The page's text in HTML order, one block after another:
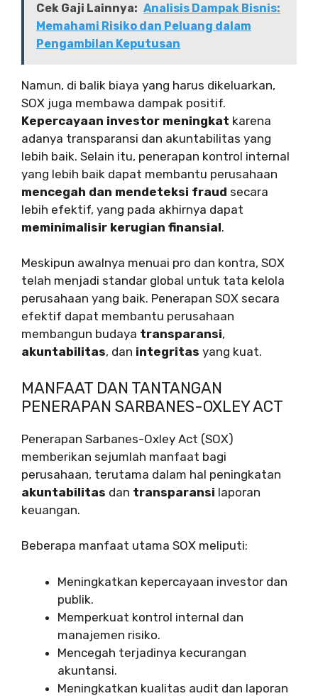
Cek Gaji Lainnya: Analisis Dampak Bisnis:
Memahami Risiko dan Peluang dalam
Pengambilan Keputusan
Namun, di balik biaya yang harus dikeluarkan,
SOX juga membawa dampak positif.
Kepercayaan investor meningkat karena
adanya transparansi dan akuntabilitas yang
lebih baik. Selain itu, penerapan kontrol internal
yang lebih baik dapat membantu perusahaan
mencegah dan mendeteksi fraud secara
lebih efektif, yang pada akhirnya dapat
meminimalisir kerugian finansial.
Meskipun awalnya menuai pro dan kontra, SOX
telah menjadi standar global untuk tata kelola
perusahaan yang baik. Penerapan SOX secara
efektif dapat membantu perusahaan
membangun budaya transparansi,
akuntabilitas, dan integritas yang kuat.
MANFAAT DAN TANTANGAN
PENERAPAN SARBANES-OXLEY ACT
Penerapan Sarbanes-Oxley Act (SOX)
memberikan sejumlah manfaat bagi
perusahaan, terutama dalam hal peningkatan
akuntabilitas dan transparansi laporan
keuangan.
Beberapa manfaat utama SOX meliputi:
Meningkatkan kepercayaan investor dan
publik.
Memperkuat kontrol internal dan
manajemen risiko.
Mencegah terjadinya kecurangan
akuntansi.
Meningkatkan kualitas audit dan laporan